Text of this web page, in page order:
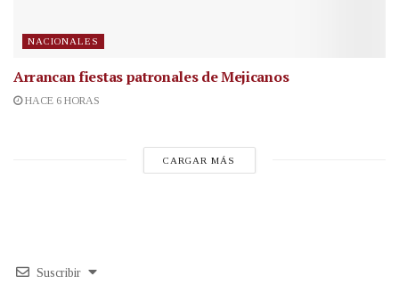
NACIONALES
Arrancan fiestas patronales de Mejicanos
HACE 6 HORAS
CARGAR MÁS
Suscribir